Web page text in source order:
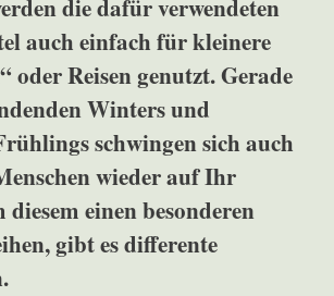
die dafür verwendeten
auch einfach für kleinere
oder Reisen genutzt. Gerade
Winters und
schwingen sich auch
wieder auf Ihr
einen besonderen
gibt es differente